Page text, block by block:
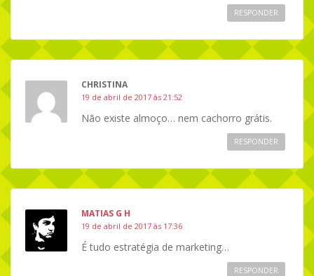
RESPONDER
CHRISTINA
19 de abril de 2017 às 21:52
Não existe almoço… nem cachorro grátis.
RESPONDER
MATIAS G H
19 de abril de 2017 às 17:36
É tudo estratégia de marketing…
RESPONDER